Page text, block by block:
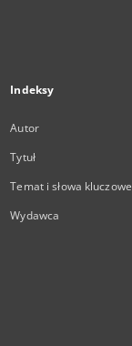
Indeksy
Autor
Tytuł
Temat i słowa kluczowe
Wydawca